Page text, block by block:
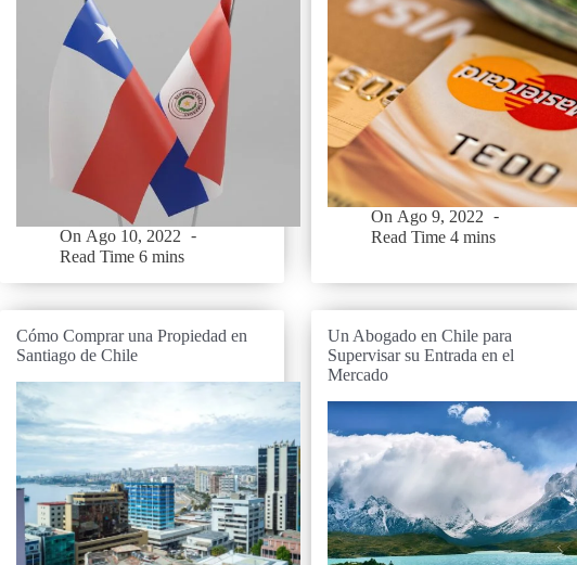
On Ago 10, 2022
Read Time 6 mins
On Ago 9, 2022
Read Time 4 mins
Cómo Comprar una Propiedad en
Santiago de Chile
Un Abogado en Chile para
Supervisar su Entrada en el
Mercado